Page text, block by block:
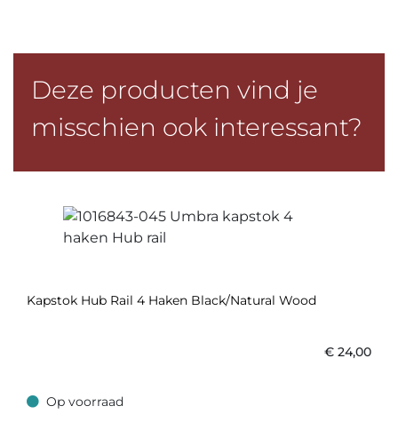
Deze producten vind je
misschien ook interessant?
Kapstok Hub Rail 4 Haken Black/natural Wood
€ 24,00
Op voorraad
Op voorraad